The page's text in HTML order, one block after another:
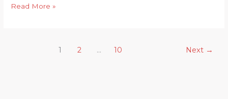
Read More »
1 2 … 10 Next →